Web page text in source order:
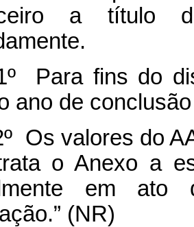
a título
Para fins do
ano de
Os valores do
o Anexo a
em
(NR)